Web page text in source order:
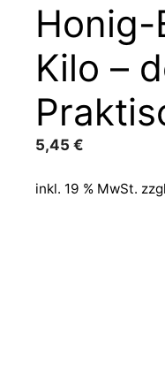
Honig-
Kilo –
5,45 €
inkl. 19 % MwSt.